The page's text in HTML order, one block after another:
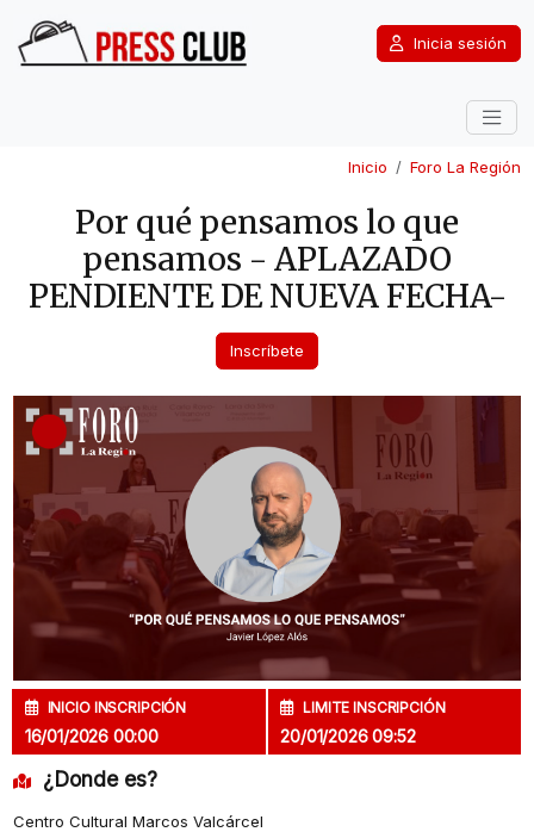
Inicia sesión
Inicio Foro La Región
Por qué pensamos lo que
pensamos - APLAZADO
PENDIENTE DE NUEVA FECHA-
Inscríbete
INICIO INSCRIPCIÓN
16/01/2026 00:00
LIMITE INSCRIPCIÓN
20/01/2026 09:52
¿Donde es?
Centro Cultural Marcos Valcárcel